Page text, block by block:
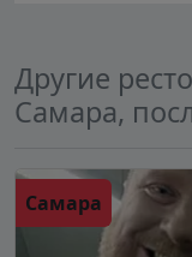
Другие
Самара,
Самара